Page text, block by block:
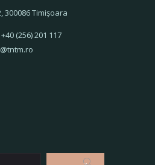
300086 Timişoara
(256) 201 117